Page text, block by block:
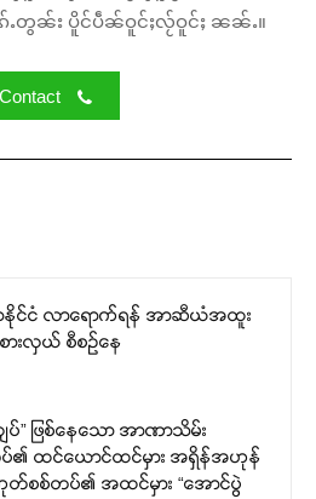
ၵ်ႉတွၼ်း ပိူင်ပဵၼ်ဝူင်ႈလႂ်ဝူင်ႈ ၼၼ်ႉ။
Contact
ာနိုင်ငံ လာရောက်ရန် အာဆီယံအထူး
းလှယ် စီစဉ်နေ
ပ်” ဖြစ်နေသော အာဏာသိမ်း
၏ ထင်ယောင်ထင်မှား အရှိန်အဟုန်
စစ်တပ်၏ အထင်မှား “အောင်ပွဲ